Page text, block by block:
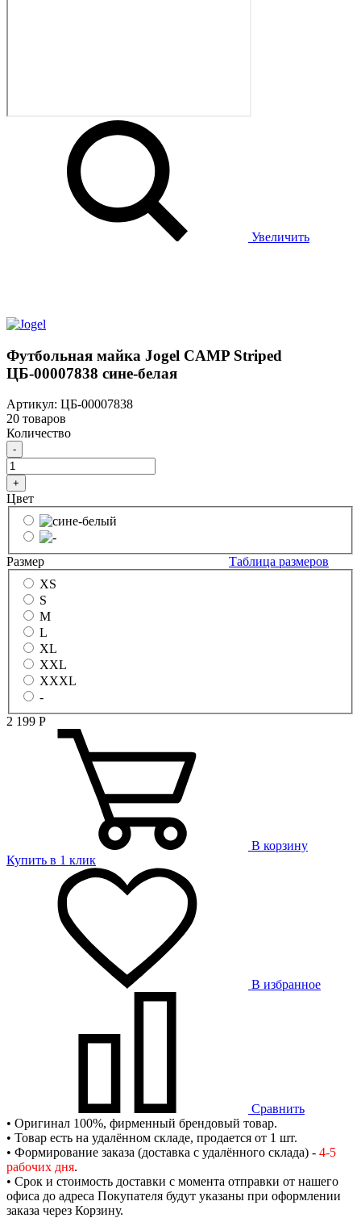
Увеличить
Футбольная майка Jogel CAMP Striped
ЦБ-00007838 сине-белая
Артикул: ЦБ-00007838
20 товаров
Количество
-
+
Цвет
Размер
Таблица размеров
XS
S
M
L
XL
XXL
XXXL
-
2 199 Р
В корзину
Купить в 1 клик
В избранное
Сравнить
• Оригинал 100%, фирменный брендовый товар.
• Товар есть на удалённом складе, продается от 1 шт.
• Формирование заказа (доставка с удалённого склада) - 4-5
рабочих дня.
• Срок и стоимость доставки с момента отправки от нашего
офиса до адреса Покупателя будут указаны при оформлении
заказа через Корзину.